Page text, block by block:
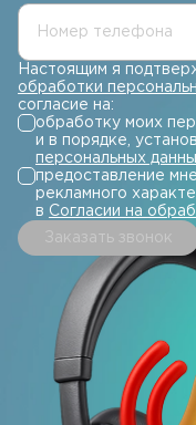
Номер телефона
Настоящим я
обработки
согласие на:
обработку моих
и в порядке,
персональных
предоставление
рекламного
в Согласии на
Заказать звонок